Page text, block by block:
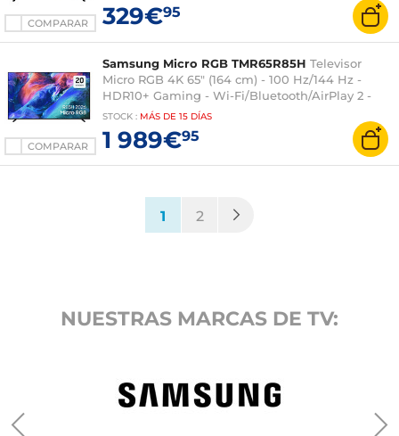
COMPARAR 329€95
COMPARAR
Samsung Micro RGB TMR65R85H Televisor
Micro RGB 4K 65" (164 cm) - 100 Hz/144 Hz -
HDR10+ Gaming - Wi-Fi/Bluetooth/AirPlay 2 -
HDMI 2.1/ALLM/FreeSync Premium - Sonido 2.0
30W - Dolby Atmos
STOCK : MÁS DE 15 DÍAS
1 989€95
1 (current)
2
NUESTRAS MARCAS DE TV: